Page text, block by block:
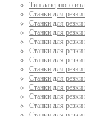
Тип лазерного
Станки для
Станки для
Станки для резки
Станки для резки
Станки для
Станки для резки
Станки для резки
Станки для
Станки для резки
Станки для резки
Станки для резки